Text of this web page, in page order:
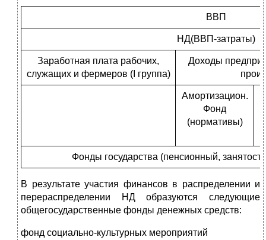
ВВП
НД(ВВП-затраты)
Заработная плата рабочих,
служащих и фермеров (I группа)
Доходы
Амортизацион.
Фонд
(нормативы)
Фонды государства (пенсионный,
В результате участия финансов в распределении и
перераспределении НД образуются следующие
общегосударственные фонды денежных средств:
фонд социально-культурных мероприятий